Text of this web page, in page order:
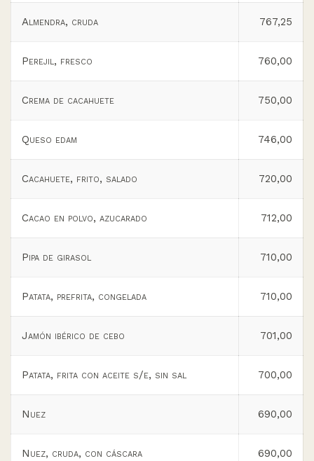
Almendra, cruda 767,25
Perejil, fresco 760,00
Crema de cacahuete 750,00
Queso edam 746,00
Cacahuete, frito, salado 720,00
Cacao en polvo, azucarado 712,00
Pipa de girasol 710,00
Patata, prefrita, congelada 710,00
Jamón ibérico de cebo 701,00
Patata, frita con aceite s/e, sin sal 700,00
Nuez 690,00
Nuez, cruda, con cáscara 690,00